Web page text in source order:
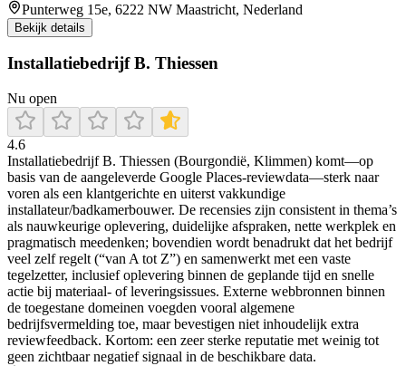
Punterweg 15e, 6222 NW Maastricht, Nederland
Bekijk details
Installatiebedrijf B. Thiessen
Nu open
4.6
Installatiebedrijf B. Thiessen (Bourgondië, Klimmen) komt—op
basis van de aangeleverde Google Places-reviewdata—sterk naar
voren als een klantgerichte en uiterst vakkundige
installateur/badkamerbouwer. De recensies zijn consistent in thema’s
als nauwkeurige oplevering, duidelijke afspraken, nette werkplek en
pragmatisch meedenken; bovendien wordt benadrukt dat het bedrijf
veel zelf regelt (“van A tot Z”) en samenwerkt met een vaste
tegelzetter, inclusief oplevering binnen de geplande tijd en snelle
actie bij materiaal- of leveringsissues. Externe webbronnen binnen
de toegestane domeinen voegden vooral algemene
bedrijfsvermelding toe, maar bevestigen niet inhoudelijk extra
reviewfeedback. Kortom: een zeer sterke reputatie met weinig tot
geen zichtbaar negatief signaal in de beschikbare data.